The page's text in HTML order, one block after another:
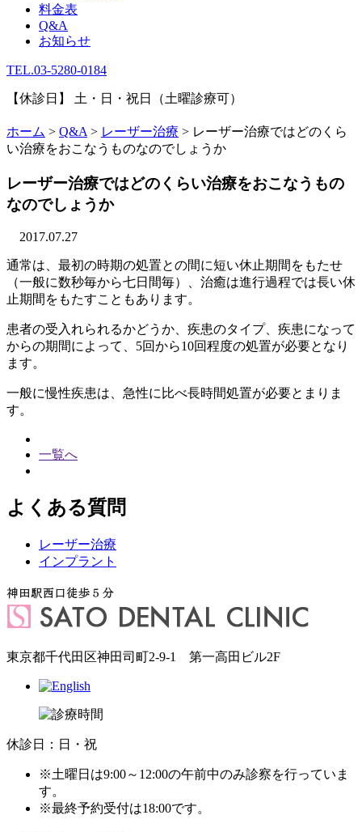
料金表
Q&A
お知らせ
TEL.03-5280-0184
【休診日】 土・日・祝日（土曜診療可）
ホーム > Q&A > レーザー治療 > レーザー治療ではどのくら
い治療をおこなうものなのでしょうか
レーザー治療ではどのくらい治療をおこなうもの
なのでしょうか
2017.07.27
通常は、最初の時期の処置との間に短い休止期間をもたせ
（一般に数秒毎から七日間毎）、治癒は進行過程では長い休
止期間をもたすこともあります。
患者の受入れられるかどうか、疾患のタイプ、疾患になって
からの期間によって、5回から10回程度の処置が必要となり
ます。
一般に慢性疾患は、急性に比べ長時間処置が必要とまりま
す。
一覧へ
よくある質問
レーザー治療
インプラント
東京都千代田区神田司町2-9-1 第一高田ビル2F
休診日： 日・祝
※土曜日は9:00～12:00の午前中のみ診察を行っていま
す。
※最終予約受付は18:00です。